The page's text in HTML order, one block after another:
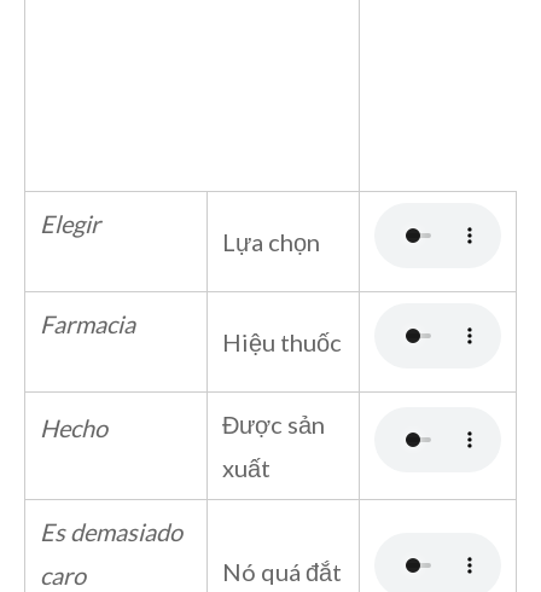
Elegir
Lựa chọn
Farmacia
Hiệu thuốc
Hecho
Được sản
xuất
Es demasiado
caro
Nó quá đắt